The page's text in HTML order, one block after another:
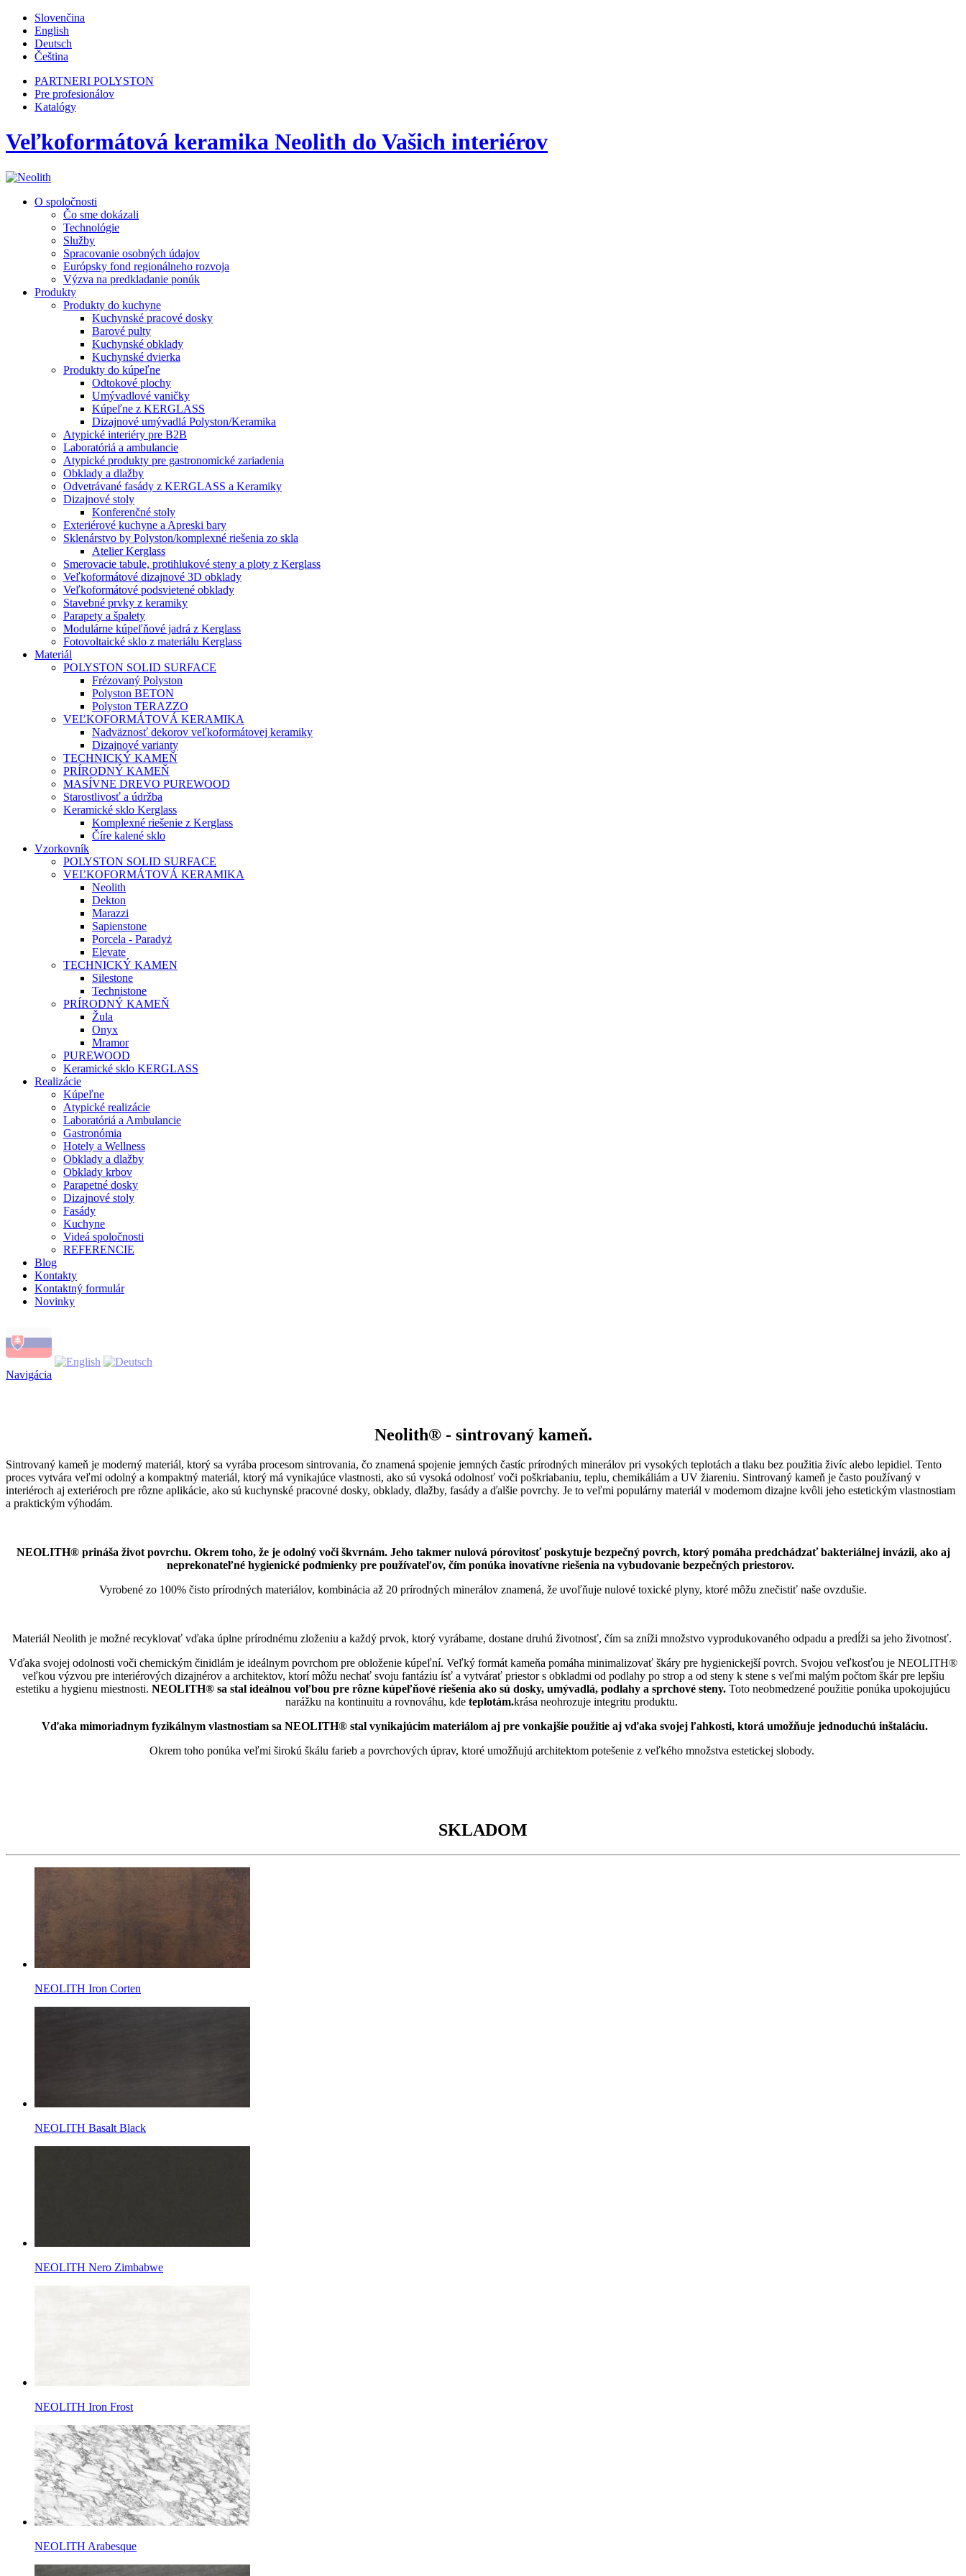
Slovenčina
English
Deutsch
Čeština
PARTNERI POLYSTON
Pre profesionálov
Katalógy
Veľkoformátová keramika Neolith do Vašich interiérov
O spoločnosti
Čo sme dokázali
Technológie
Služby
Spracovanie osobných údajov
Európsky fond regionálneho rozvoja
Výzva na predkladanie ponúk
Produkty
Produkty do kuchyne
Kuchynské pracové dosky
Barové pulty
Kuchynské obklady
Kuchynské dvierka
Produkty do kúpeľne
Odtokové plochy
Umývadlové vaničky
Kúpeľne z KERGLASS
Dizajnové umývadlá Polyston/Keramika
Atypické interiéry pre B2B
Laboratóriá a ambulancie
Atypické produkty pre gastronomické zariadenia
Obklady a dlažby
Odvetrávané fasády z KERGLASS a Keramiky
Dizajnové stoly
Konferenčné stoly
Exteriérové kuchyne a Apreski bary
Sklenárstvo by Polyston/komplexné riešenia zo skla
Atelier Kerglass
Smerovacie tabule, protihlukové steny a ploty z Kerglass
Veľkoformátové dizajnové 3D obklady
Veľkoformátové podsvietené obklady
Stavebné prvky z keramiky
Parapety a špalety
Modulárne kúpeľňové jadrá z Kerglass
Fotovoltaické sklo z materiálu Kerglass
Materiál
POLYSTON SOLID SURFACE
Frézovaný Polyston
Polyston BETON
Polyston TERAZZO
VEĽKOFORMÁTOVÁ KERAMIKA
Nadväznosť dekorov veľkoformátovej keramiky
Dizajnové varianty
TECHNICKÝ KAMEŇ
PRÍRODNÝ KAMEŇ
MASÍVNE DREVO PUREWOOD
Starostlivosť a údržba
Keramické sklo Kerglass
Komplexné riešenie z Kerglass
Číre kalené sklo
Vzorkovník
POLYSTON SOLID SURFACE
VEĽKOFORMÁTOVÁ KERAMIKA
Neolith
Dekton
Marazzi
Sapienstone
Porcela - Paradyż
Elevate
TECHNICKÝ KAMEN
Silestone
Technistone
PRÍRODNÝ KAMEŇ
Žula
Onyx
Mramor
PUREWOOD
Keramické sklo KERGLASS
Realizácie
Kúpeľne
Atypické realizácie
Laboratóriá a Ambulancie
Gastronómia
Hotely a Wellness
Obklady a dlažby
Obklady krbov
Parapetné dosky
Dizajnové stoly
Fasády
Kuchyne
Videá spoločnosti
REFERENCIE
Blog
Kontakty
Kontaktný formulár
Novinky
Navigácia
Neolith® - sintrovaný kameň.
Sintrovaný kameň je moderný materiál, ktorý sa vyrába procesom sintrovania, čo znamená spojenie jemných častíc prírodných minerálov pri vysokých teplotách a tlaku bez použitia živíc alebo lepidiel. Tento
proces vytvára veľmi odolný a kompaktný materiál, ktorý má vynikajúce vlastnosti, ako sú vysoká odolnosť voči poškriabaniu, teplu, chemikáliám a UV žiareniu. Sintrovaný kameň je často používaný v
interiéroch aj exteriéroch pre rôzne aplikácie, ako sú kuchynské pracovné dosky, obklady, dlažby, fasády a ďalšie povrchy. Je to veľmi populárny materiál v modernom dizajne kvôli jeho estetickým vlastnostiam
a praktickým výhodám.
NEOLITH® prináša život povrchu. Okrem toho, že je odolný voči škvrnám. Jeho takmer nulová pórovitosť poskytuje bezpečný povrch, ktorý pomáha predchádzať bakteriálnej invázii, ako aj
neprekonateľné hygienické podmienky pre používateľov, čím ponúka inovatívne riešenia na vybudovanie bezpečných priestorov.
Vyrobené zo 100% čisto prírodných materiálov, kombinácia až 20 prírodných minerálov znamená, že uvoľňuje nulové toxické plyny, ktoré môžu znečistiť naše ovzdušie.
Materiál Neolith je možné recyklovať vďaka úplne prírodnému zloženiu a každý prvok, ktorý vyrábame, dostane druhú životnosť, čím sa zníži množstvo vyprodukovaného odpadu a predĺži sa jeho životnosť.
Vďaka svojej odolnosti voči chemickým činidlám je ideálnym povrchom pre obloženie kúpeľní. Veľký formát kameňa pomáha minimalizovať škáry pre hygienickejší povrch. Svojou veľkosťou je NEOLITH®
veľkou výzvou pre interiérových dizajnérov a architektov, ktorí môžu nechať svoju fantáziu ísť a vytvárať priestor s obkladmi od podlahy po strop a od steny k stene s veľmi malým počtom škár pre lepšiu
estetiku a hygienu miestnosti. NEOLITH® sa stal ideálnou voľbou pre rôzne kúpeľňové riešenia ako sú dosky, umývadlá, podlahy a sprchové steny. Toto neobmedzené použitie ponúka upokojujúcu
narážku na kontinuitu a rovnováhu, kde teplotám.krása neohrozuje integritu produktu.
Vďaka mimoriadnym fyzikálnym vlastnostiam sa NEOLITH® stal vynikajúcim materiálom aj pre vonkajšie použitie aj vďaka svojej ľahkosti, ktorá umožňuje jednoduchú inštaláciu.
Okrem toho ponúka veľmi širokú škálu farieb a povrchových úprav, ktoré umožňujú architektom potešenie z veľkého množstva estetickej slobody.
SKLADOM
NEOLITH Iron Corten
NEOLITH Basalt Black
NEOLITH Nero Zimbabwe
NEOLITH Iron Frost
NEOLITH Arabesque